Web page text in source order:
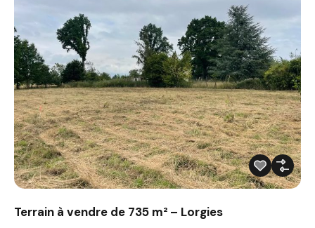
Terrain à vendre de 735 m² – Lorgies